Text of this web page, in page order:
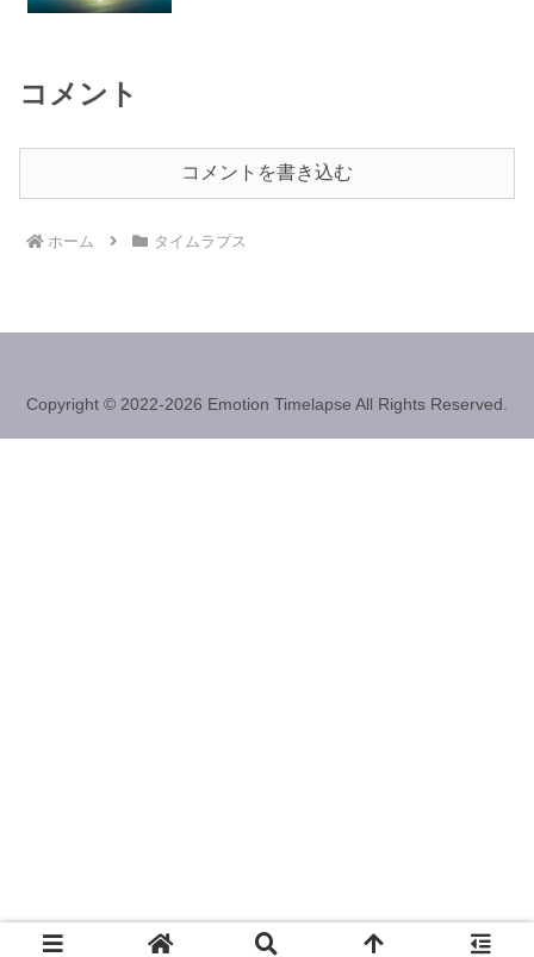
コメント
コメントを書き込む
ホーム タイムラプス
Copyright © 2022-2026 Emotion Timelapse All Rights Reserved.